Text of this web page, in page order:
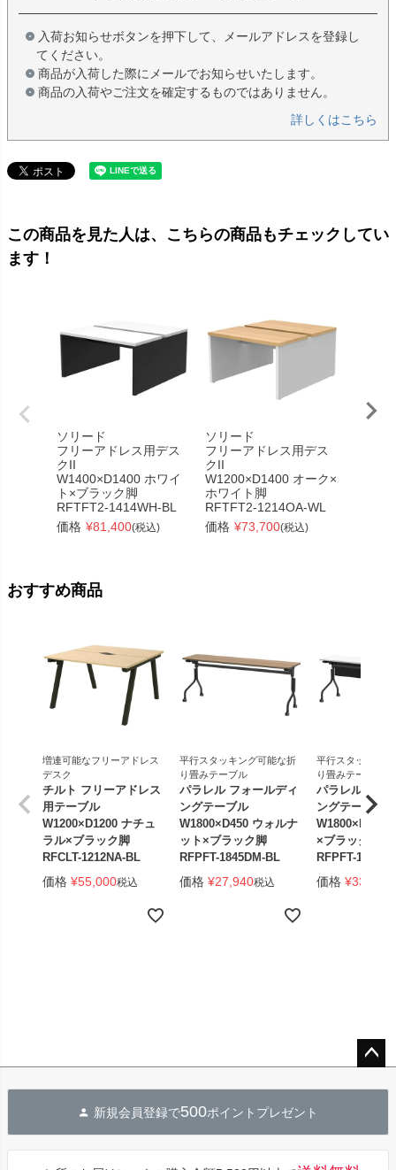
入荷お知らせボタンを押下して、メールアドレスを登録し
てください。
商品が入荷した際にメールでお知らせいたします。
商品の入荷やご注文を確定するものではありません。
詳しくはこちら
この商品を見た人は、こちらの商品もチェックしてい
ます！
ソリード
フリーアドレス用デス
クII
W1400×D1400 ホワイ
ト×ブラック脚
RFTFT2-1414WH-BL
価格 ¥81,400(税込)
ソリード
フリーアドレス用デス
クII
W1200×D1400 オーク×
ホワイト脚
RFTFT2-1214OA-WL
価格 ¥73,700(税込)
おすすめ商品
増連可能なフリーアドレス
デスク
チルト フリーアドレス
用テーブル
W1200×D1200 ナチュ
ラル×ブラック脚
RFCLT-1212NA-BL
価格 ¥55,000税込
平行スタッキング可能な折
り畳みテーブル
パラレル フォールディ
ングテーブル
W1800×D450 ウォルナ
ット×ブラック脚
RFPFT-1845DM-BL
価格 ¥27,940税込
平行スタッキン
り畳みテーブル
パラレル フォ
ングテーブル
W1800×D450
×ブラック脚
RFPFT-
価格 ¥33,440
へ
新規会員登録で500ポイントプレゼント